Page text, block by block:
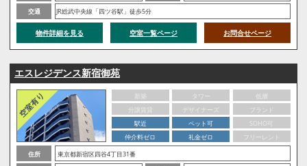
交通 JR総武中央線「四ツ谷駅」徒歩5分
物件詳細を見る 空室一覧ページ お問合せページ
エスレジデンス新宿御苑
新築 タワー
低層
分譲賃貸
デザイナーズ
ブランド
駅近
ペット可
SOHO可
仲介料ゼロ
礼金ゼロ
フリーレント
住所
東京都新宿区四谷4丁目31番